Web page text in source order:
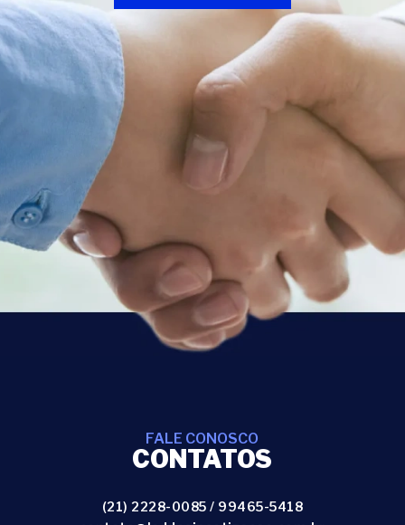
FALE CONOSCO
CONTATOS
(21) 2228-0085 / 99465-5418